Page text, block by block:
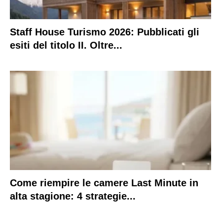
Staff House Turismo 2026: Pubblicati gli
esiti del titolo II. Oltre...
Come riempire le camere Last Minute in
alta stagione: 4 strategie...